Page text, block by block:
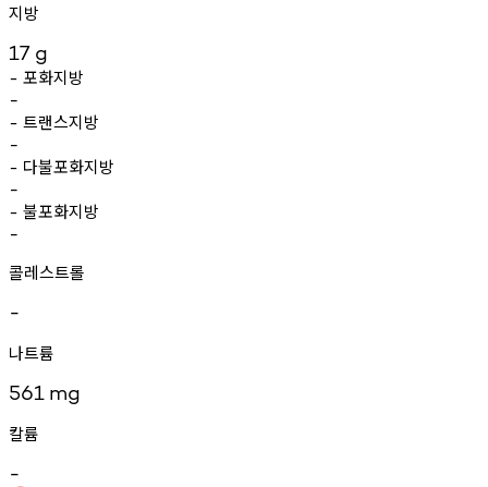
지방
17 g
- 포화지방
-
- 트랜스지방
-
- 다불포화지방
-
- 불포화지방
-
콜레스트롤
-
나트륨
561 mg
칼륨
-